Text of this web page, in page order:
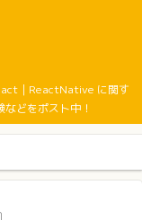
｜ReactNative に関す
どをポスト中！